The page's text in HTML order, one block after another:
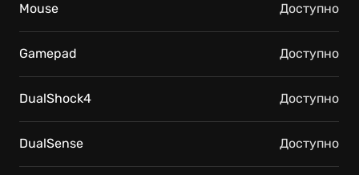
Mouse Доступно
Gamepad Доступно
DualShock4 Доступно
DualSense Доступно